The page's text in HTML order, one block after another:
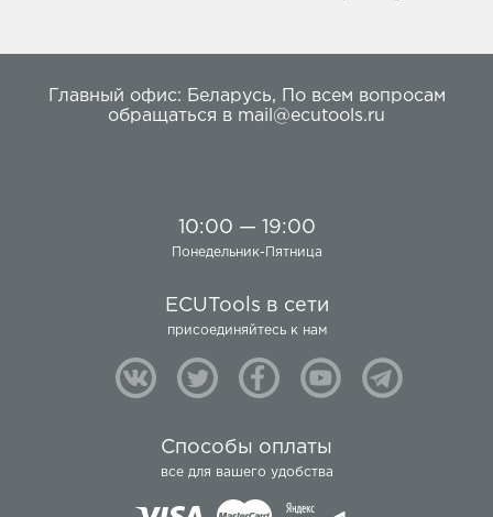
Главный офис: Беларусь,
По всем вопросам
обращаться в mail@ecutools.ru
10:00 — 19:00
Понедельник-Пятница
ECUTools в сети
присоединяйтесь к нам
Способы оплаты
все для вашего удобства